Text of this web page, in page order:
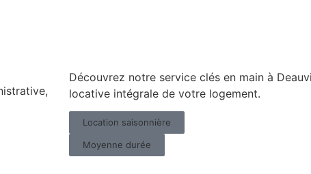
Découvrez notre service clés en main à
locative intégrale de votre logement.
Location saisonnière
Moyenne durée